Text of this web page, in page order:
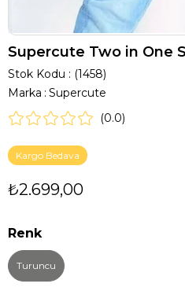
Supercute Two in One
Stok Kodu
(1458)
Marka : Supercute
0.0
Kargo Bedava
₺2.699,00
Renk
Turuncu